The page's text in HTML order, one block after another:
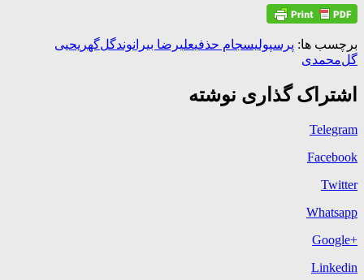
برچسب ها: پرسپولیسجام حذفیعلیرضا بیرانوندگل‌گهر یحیی
گل‌محمدی
اشتراک گذاری نوشته
Telegram
Facebook
Twitter
Whatsapp
+Google
Linkedin